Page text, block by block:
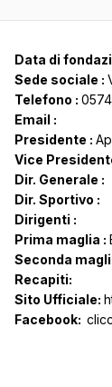
Data di
Sede sociale :
Telefono :
Email :
Presidente :
Vice
Dir. Generale :
Dir. Sportivo :
Dirigenti :
Prima maglia :
Seconda
Recapiti:
Sito Ufficiale:
Facebook: